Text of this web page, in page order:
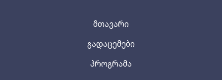
მთავარი
გადაცემები
პროგრამა